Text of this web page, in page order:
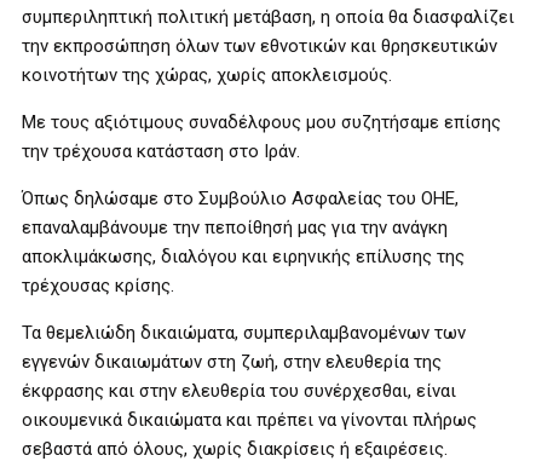
συμπεριληπτική πολιτική μετάβαση, η οποία θα διασφαλίζει
την εκπροσώπηση όλων των εθνοτικών και θρησκευτικών
κοινοτήτων της χώρας, χωρίς αποκλεισμούς.
Με τους αξιότιμους συναδέλφους μου συζητήσαμε επίσης
την τρέχουσα κατάσταση στο Ιράν.
Όπως δηλώσαμε στο Συμβούλιο Ασφαλείας του ΟΗΕ,
επαναλαμβάνουμε την πεποίθησή μας για την ανάγκη
αποκλιμάκωσης, διαλόγου και ειρηνικής επίλυσης της
τρέχουσας κρίσης.
Τα θεμελιώδη δικαιώματα, συμπεριλαμβανομένων των
εγγενών δικαιωμάτων στη ζωή, στην ελευθερία της
έκφρασης και στην ελευθερία του συνέρχεσθαι, είναι
οικουμενικά δικαιώματα και πρέπει να γίνονται πλήρως
σεβαστά από όλους, χωρίς διακρίσεις ή εξαιρέσεις.